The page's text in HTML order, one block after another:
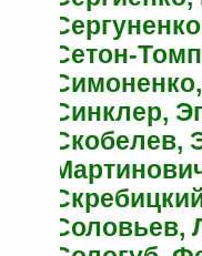
Сетон-
Синклер,
Скобелев,
Соловьев,